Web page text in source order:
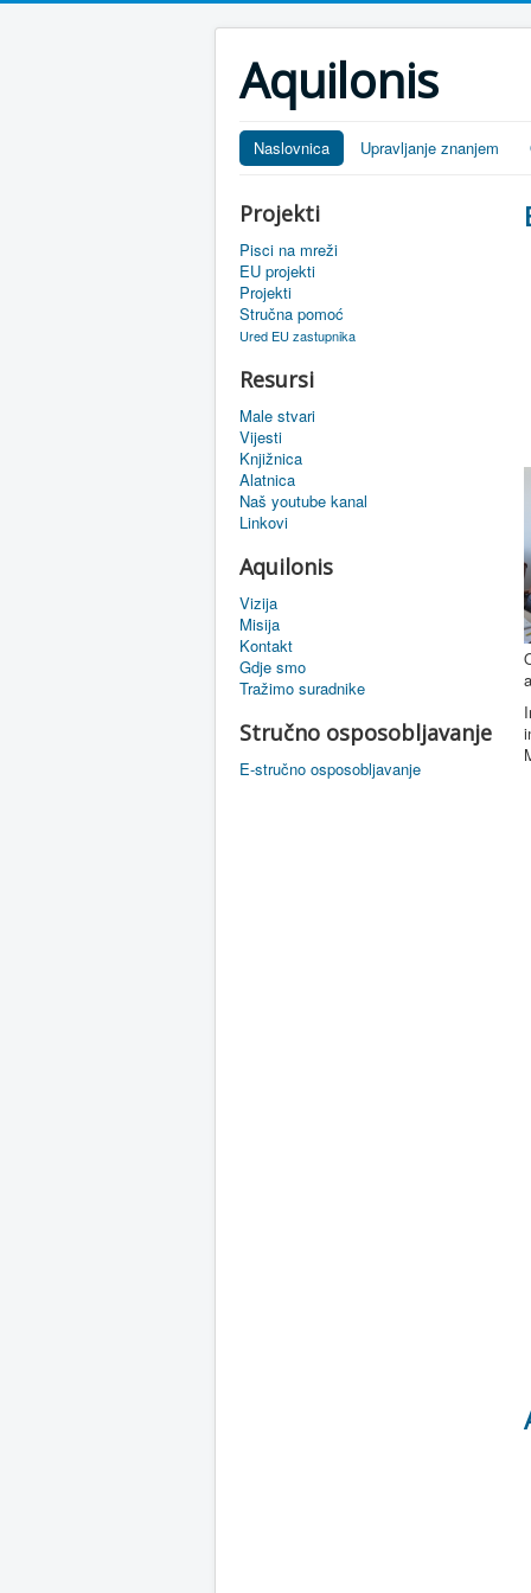
Aquilonis
Naslovnica Upravljanje znanjem
Projekti
Pisci na mreži
EU projekti
Projekti
Stručna pomoć
Ured EU zastupnika
Resursi
Male stvari
Vijesti
Knjižnica
Alatnica
Naš youtube kanal
Linkovi
Aquilonis
Vizija
Misija
Kontakt
Gdje smo
Tražimo suradnike
Stručno osposobljavanje
E-stručno osposobljavanje